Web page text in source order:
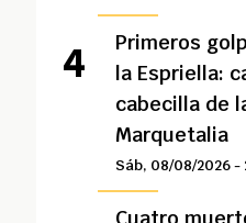
Primeros
la Espriella:
cabecilla de
Marquetalia
Sáb, 08/08/2026 -